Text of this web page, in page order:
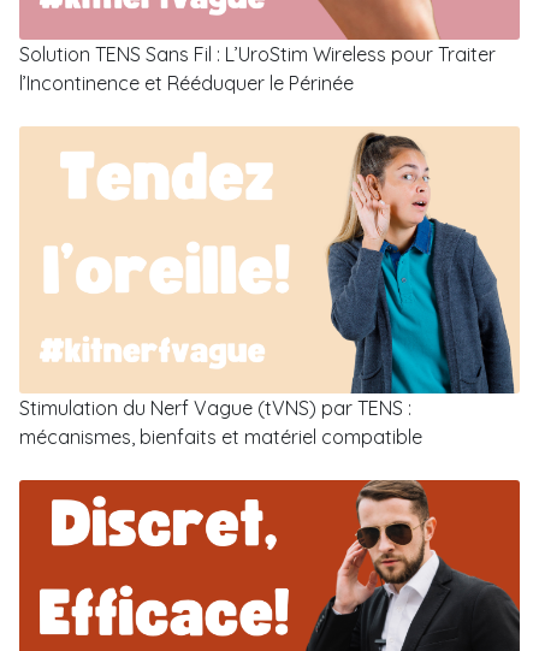
Solution TENS Sans Fil : L’UroStim Wireless pour Traiter
l’Incontinence et Rééduquer le Périnée
Stimulation du Nerf Vague (tVNS) par TENS :
mécanismes, bienfaits et matériel compatible